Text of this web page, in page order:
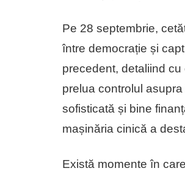
Pe 28 septembrie,
între democrație și
precedent, detaliind
prelua controlul
sofisticată și bine
mașinăria cinică a
Există momente în